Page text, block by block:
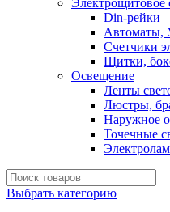
Din-рейки
Автоматы,
Счетчики
Щитки,
Освещение
Ленты
Люстры,
Наружное
Точечные
Выбрать категорию